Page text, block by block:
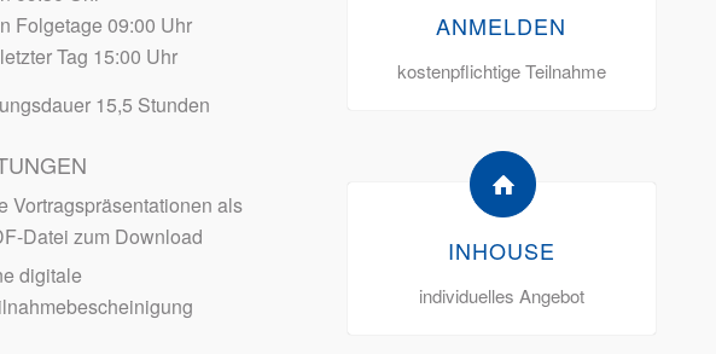
Folgetage 09:00 Uhr
Tag 15:00 Uhr
15,5 Stunden
Vortragspräsentationen als
Datei zum Download
digitale
ANMELDEN
kostenpflichtige Teilnahme
INHOUSE
individuelles Angebot